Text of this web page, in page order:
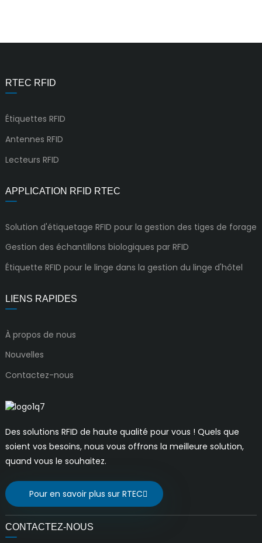
RTEC RFID
Étiquettes RFID
Antennes RFID
Lecteurs RFID
APPLICATION RFID RTEC
Solution d'étiquetage RFID pour la gestion des tiges de forage
Gestion des échantillons biologiques par RFID
Étiquette RFID pour le linge dans la gestion du linge d'hôtel
LIENS RAPIDES
À propos de nous
Nouvelles
Contactez-nous
Des solutions RFID de haute qualité pour vous ! Quels que
soient vos besoins, nous vous offrons la meilleure solution,
quand vous le souhaitez.
Pour en savoir plus sur RTEC
CONTACTEZ-NOUS